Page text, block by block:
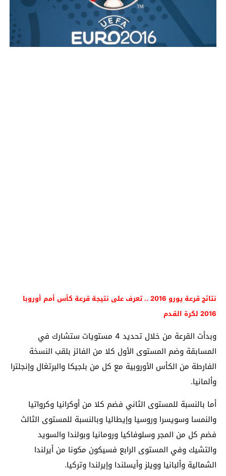
نتائج قرعة يورو 2016 .. تعرف على نتيجة قرعة كأس أمم أوروبا
2016 لكرة القدم
وبدأت القرعة من خلال تحديد 4 مستويات ستشارك في
المسابقة وضم المستوى الأول كلا من الفائز بلقب النسخة
الفارطة من الكأس الأوروبية مع كل من بلجيكا والبرتغال وإنجلترا
وألمانيا.
أما بالنسبة للمستوى الثاني فضم كلا من أوكرانيا وكرواتيا
والنمسا وسويسرا وروسيا وإيطاليا وبالنسبة للمستوى الثالث
فضم كل من المجر وسلوفاكيا ورومانيا وبولندا والسويد
والتشيك وفي المستوى الرابع فسيكون مكونا من أيرلندا
الشمالية وألبانيا وويلز وأيسلندا وإيرلندا وتركيا.